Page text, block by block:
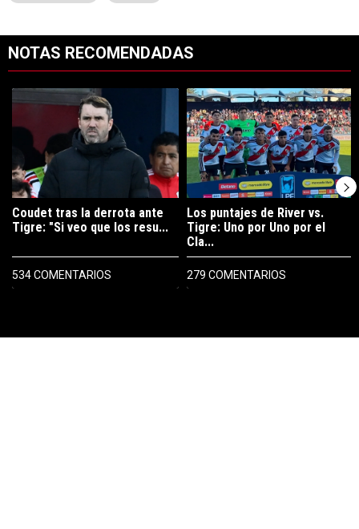
NOTAS RECOMENDADAS
Un artículo de tendencia con el título "Coudet tras la derrota ante
Coudet tras la derrota ante
Tigre: "Si veo que los resu...
534 COMENTARIOS
Un artículo de tendencia con el
Los puntajes de River vs.
Tigre: Uno por Uno por el
Cla...
279 COMENTARIOS